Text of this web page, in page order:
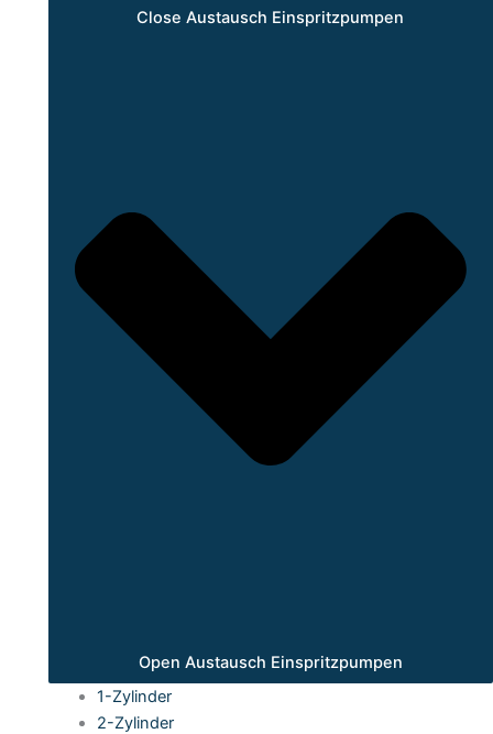
Close Austausch Einspritzpumpen
Open Austausch Einspritzpumpen
1-Zylinder
2-Zylinder